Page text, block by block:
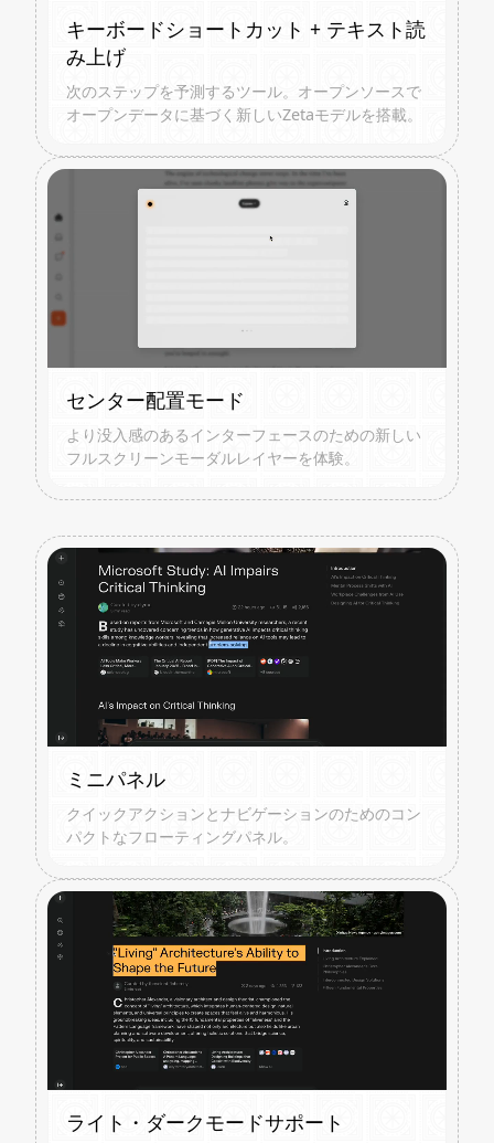
キーボードショートカット + テキスト読
み上げ
次のステップを予測するツール。オープンソースで
オープンデータに基づく新しいZetaモデルを搭載。
センター配置モード
より没入感のあるインターフェースのための新しい
フルスクリーンモーダルレイヤーを体験。
ミニパネル
クイックアクションとナビゲーションのためのコン
パクトなフローティングパネル。
ライト・ダークモードサポート